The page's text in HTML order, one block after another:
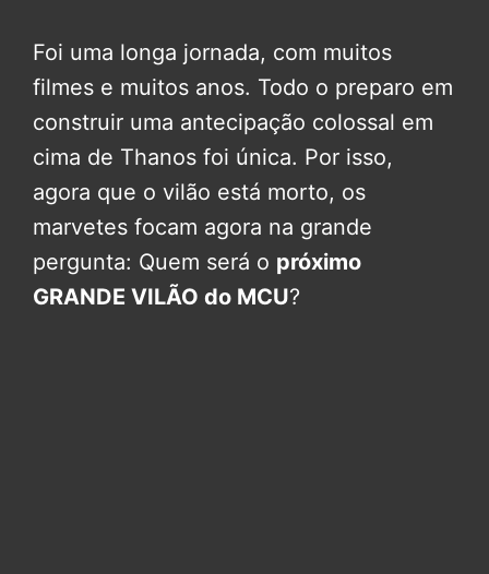
Foi uma longa jornada, com muitos
filmes e muitos anos. Todo o preparo em
construir uma antecipação colossal em
cima de Thanos foi única. Por isso,
agora que o vilão está morto, os
marvetes focam agora na grande
pergunta: Quem será o próximo
GRANDE VILÃO do MCU?